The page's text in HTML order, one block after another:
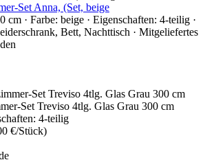
Set Anna, (Set, beige
cm · Farbe: beige · Eigenschaften: 4-teilig ·
Bett, Nachttisch · Mitgeliefertes
Set Treviso 4tlg. Glas Grau 300 cm
4-teilig
€/Stück)